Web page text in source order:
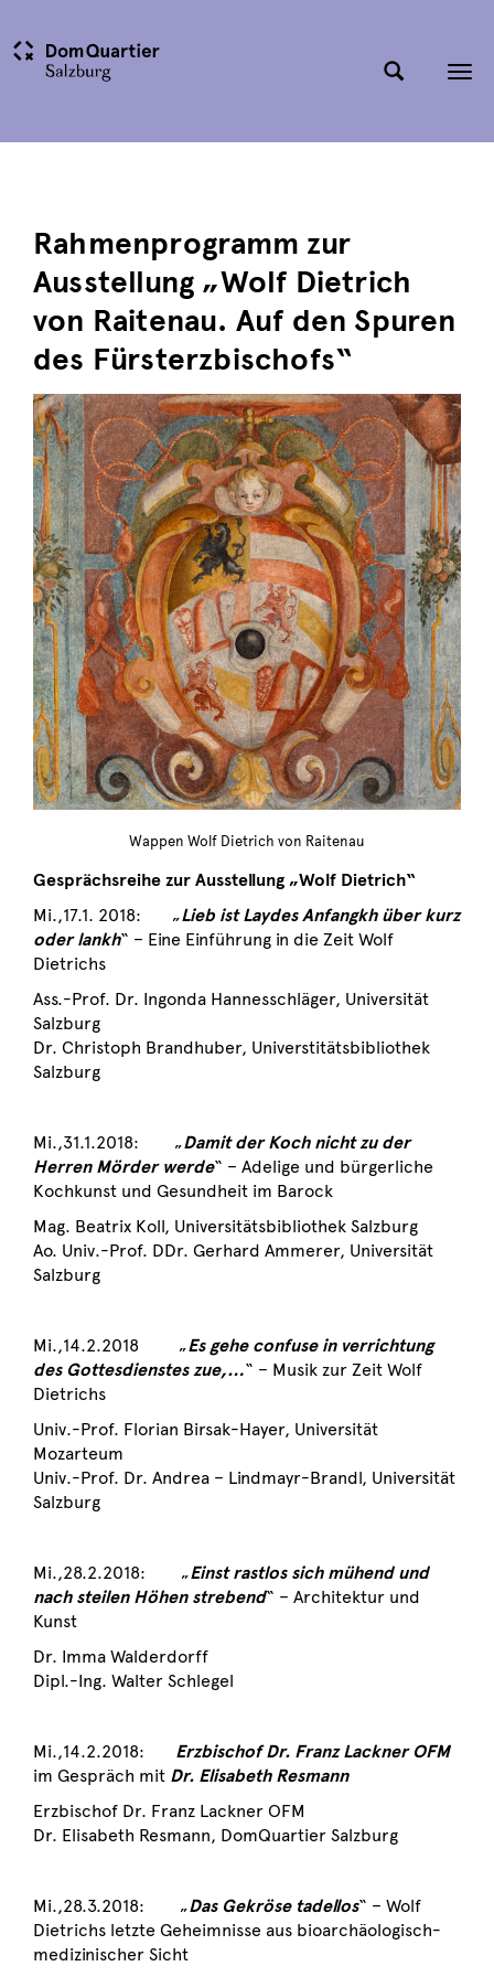
Rahmenprogramm zur
Ausstellung „Wolf Dietrich
von Raitenau. Auf den Spuren
des Fürsterzbischofs“
Wappen Wolf Dietrich von Raitenau
Gesprächsreihe zur Ausstellung „Wolf Dietrich“
Mi.,17.1. 2018: „Lieb ist Laydes Anfangkh über kurz
oder lankh“ – Eine Einführung in die Zeit Wolf
Dietrichs
Ass.-Prof. Dr. Ingonda Hannesschläger, Universität
Salzburg
Dr. Christoph Brandhuber, Universtitätsbibliothek
Salzburg
Mi.,31.1.2018: „Damit der Koch nicht zu der
Herren Mörder werde“ – Adelige und bürgerliche
Kochkunst und Gesundheit im Barock
Mag. Beatrix Koll, Universitätsbibliothek Salzburg
Ao. Univ.-Prof. DDr. Gerhard Ammerer, Universität
Salzburg
Mi.,14.2.2018 „Es gehe confuse in verrichtung
des Gottesdienstes zue,…“ – Musik zur Zeit Wolf
Dietrichs
Univ.-Prof. Florian Birsak-Hayer, Universität
Mozarteum
Univ.-Prof. Dr. Andrea – Lindmayr-Brandl, Universität
Salzburg
Mi.,28.2.2018: „Einst rastlos sich mühend und
nach steilen Höhen strebend“ – Architektur und
Kunst
Dr. Imma Walderdorff
Dipl.-Ing. Walter Schlegel
Mi.,14.2.2018: Erzbischof Dr. Franz Lackner OFM
im Gespräch mit Dr. Elisabeth Resmann
Erzbischof Dr. Franz Lackner OFM
Dr. Elisabeth Resmann, DomQuartier Salzburg
Mi.,28.3.2018: „Das Gekröse tadellos“ – Wolf
Dietrichs letzte Geheimnisse aus bioarchäologisch-
medizinischer Sicht